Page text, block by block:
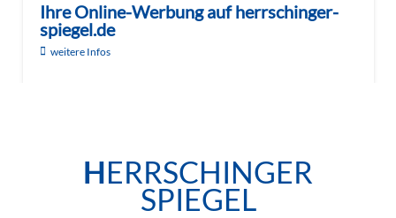
Ihre Online-Werbung auf herrschinger-
spiegel.de
weitere Infos
HERRSCHINGER
SPIEGEL